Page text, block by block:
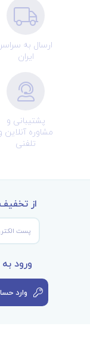
ارسال به سراسر
ایران
پشتیبانی و
مشاوره آنلاین
تلفنی
از
ورود
وارد